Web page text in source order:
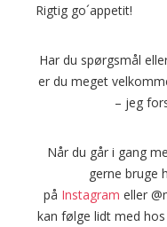
Rigtig go´appetit!
Har du spørgsmål
er du meget
– jeg
Når du går i gang
gerne bruge
på Instagram eller
kan følge lidt med